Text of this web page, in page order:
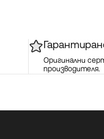
Оригинални
производителя.